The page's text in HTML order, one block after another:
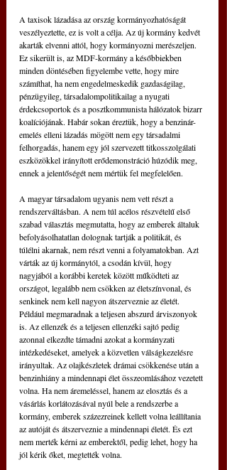
A taxisok lázadása az ország kormányozhatóságát
veszélyeztette, ez is volt a célja. Az új kormány kedvét
akarták elvenni attól, hogy kormányozni merészeljen.
Ez sikerült is, az MDF-kormány a későbbiekben
minden döntésében figyelembe vette, hogy mire
számíthat, ha nem engedelmeskedik gazdaságilag,
pénzügyileg, társadalompolitikailag a nyugati
érdekcsoportok és a posztkommunista hálózatok bizarr
koalíciójának. Habár sokan éreztük, hogy a benzinár-
emelés elleni lázadás mögött nem egy társadalmi
felhorgadás, hanem egy jól szervezett titkosszolgálati
eszközökkel irányított erődemonstráció húzódik meg,
ennek a jelentőségét nem mértük fel megfelelően.
A magyar társadalom ugyanis nem vett részt a
rendszerváltásban. A nem túl acélos részvételű első
szabad választás megmutatta, hogy az emberek általuk
befolyásolhatatlan dolognak tartják a politikát, és
túlélni akarnak, nem részt venni a folyamatokban. Azt
várták az új kormánytól, a csodán kívül, hogy
nagyjából a korábbi keretek között működteti az
országot, legalább nem csökken az életszínvonal, és
senkinek nem kell nagyon átszerveznie az életét.
Például megmaradnak a teljesen abszurd árviszonyok
is. Az ellenzék és a teljesen ellenzéki sajtó pedig
azonnal elkezdte támadni azokat a kormányzati
intézkedéseket, amelyek a közvetlen válságkezelésre
irányultak. Az olajkészletek drámai csökkenése után a
benzinhiány a mindennapi élet összeomlásához vezetett
volna. Ha nem áremeléssel, hanem az elosztás és a
vásárlás korlátozásával nyúl bele a rendszerbe a
kormány, emberek százezreinek kellett volna leállítania
az autóját és átszerveznie a mindennapi életét. És ezt
nem merték kérni az emberektől, pedig lehet, hogy ha
jól kérik őket, megtették volna.